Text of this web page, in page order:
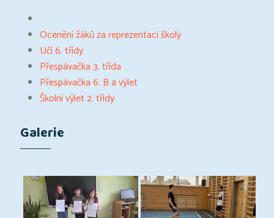
Ocenění žáků za reprezentaci školy
Učí 6. třídy
Přespávačka 3. třída
Přespávačka 6. B a výlet
Školní výlet 2. třídy
Galerie